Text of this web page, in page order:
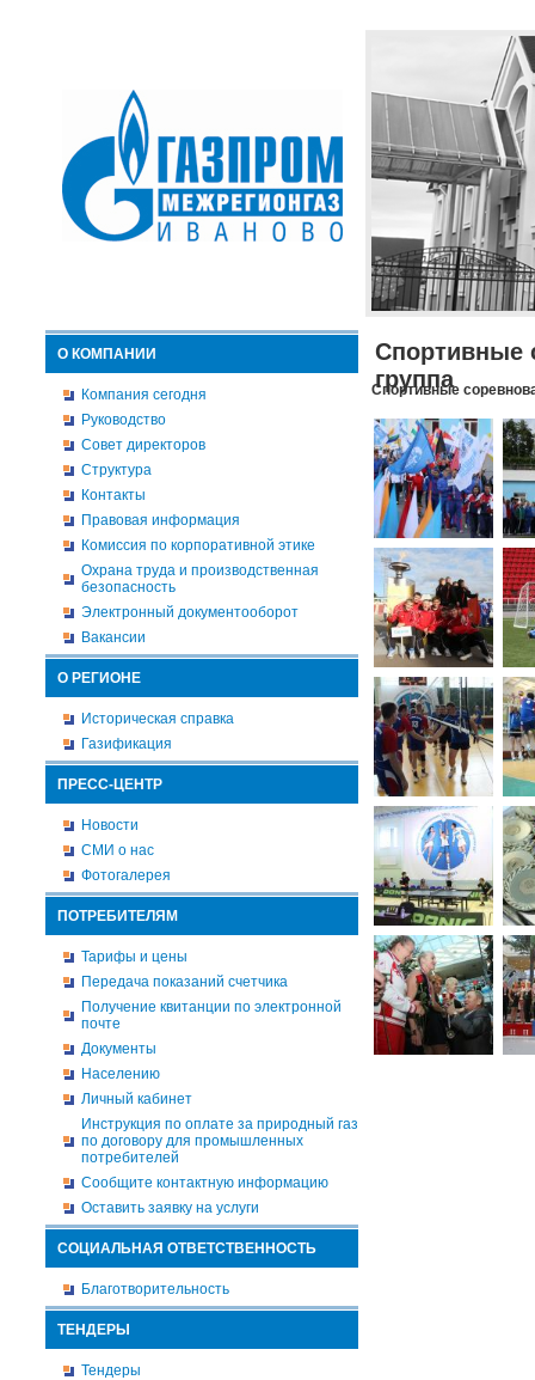
О КОМПАНИИ
Компания сегодня
Руководство
Совет директоров
Структура
Контакты
Правовая информация
Комиссия по корпоративной этике
Охрана труда и производственная
безопасность
Электронный документооборот
Вакансии
О РЕГИОНЕ
Историческая справка
Газификация
ПРЕСС-ЦЕНТР
Новости
СМИ о нас
Фотогалерея
ПОТРЕБИТЕЛЯМ
Тарифы и цены
Передача показаний счетчика
Получение квитанции по электронной
почте
Документы
Населению
Личный кабинет
Инструкция по оплате за природный газ
по договору для промышленных
потребителей
Сообщите контактную информацию
Оставить заявку на услуги
СОЦИАЛЬНАЯ ОТВЕТСТВЕННОСТЬ
Благотворительность
ТЕНДЕРЫ
Тендеры
Спортивные
группа
Спортивные